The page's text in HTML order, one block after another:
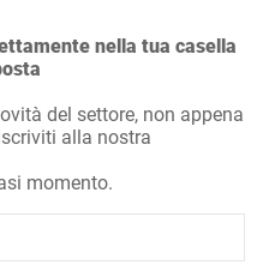
nella tua casella
del settore, non appena
alla nostra
momento.